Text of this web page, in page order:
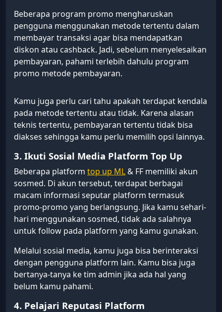
Beberapa program promo mengharuskan
pengguna menggunakan metode tertentu dalam
membayar transaksi agar bisa mendapatkan
diskon atau cashback. Jadi, sebelum menyelesaikan
pembayaran, pahami terlebih dahulu program
promo metode pembayaran.
Kamu juga perlu cari tahu apakah terdapat kendala
pada metode tertentu atau tidak. Karena alasan
teknis tertentu, pembayaran tertentu tidak bisa
diakses sehingga kamu perlu memilih opsi lainnya.
3. Ikuti Sosial Media Platform Top Up
Beberapa platform top up ML & FF memiliki akun
sosmed. Di akun tersebut, terdapat berbagai
macam informasi seputar platform termasuk
promo-promo yang berlangsung. Jika kamu sehari-
hari menggunakan sosmed, tidak ada salahnya
untuk follow pada platform yang kamu gunakan.
Melalui sosial media, kamu juga bisa berinteraksi
dengan pengguna platform lain. Kamu bisa juga
bertanya-tanya ke tim admin jika ada hal yang
belum kamu pahami.
4. Pelajari Reputasi Platform